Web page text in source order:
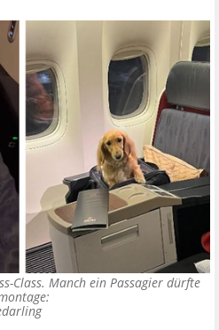
Class. Manch ein Passagier dürfte